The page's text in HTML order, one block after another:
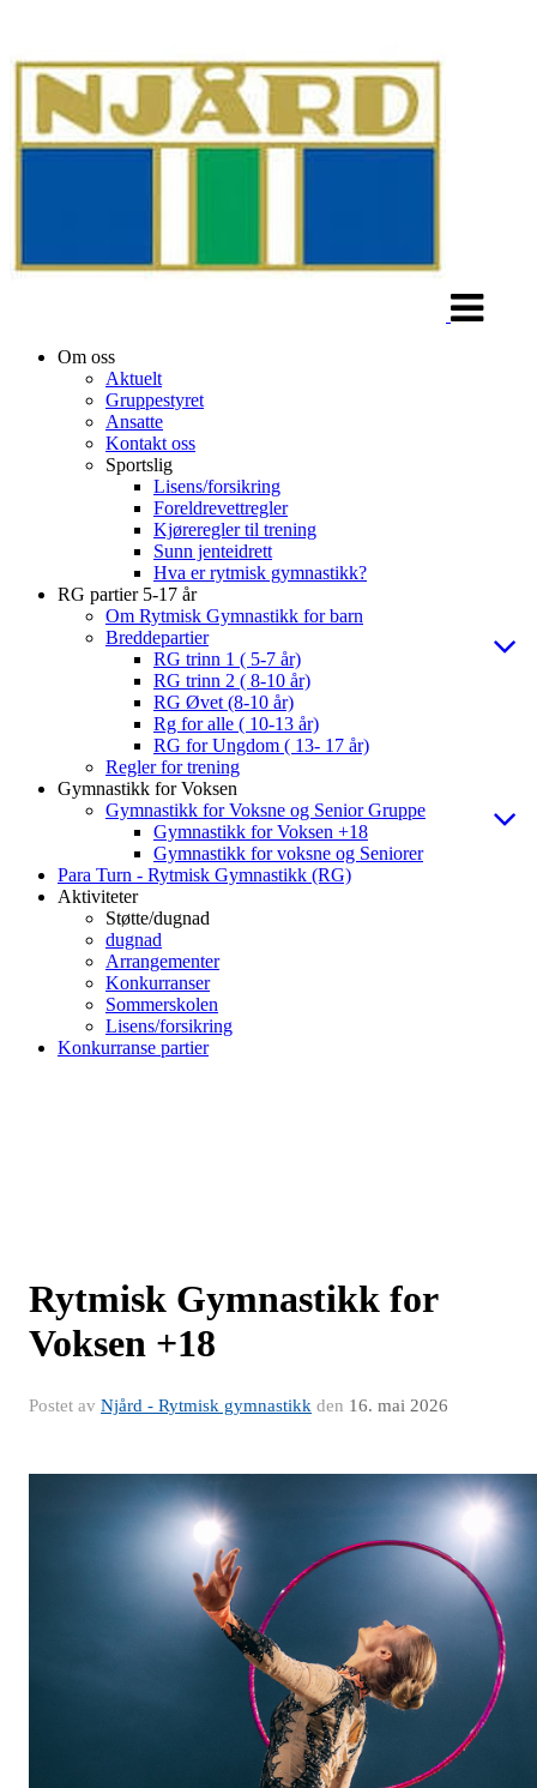
Om oss
Aktuelt
Gruppestyret
Ansatte
Kontakt oss
Sportslig
Lisens/forsikring
Foreldrevettregler
Kjøreregler til trening
Sunn jenteidrett
Hva er rytmisk gymnastikk?
RG partier 5-17 år
Om Rytmisk Gymnastikk for barn
Breddepartier
RG trinn 1 ( 5-7 år)
RG trinn 2 ( 8-10 år)
RG Øvet (8-10 år)
Rg for alle ( 10-13 år)
RG for Ungdom ( 13- 17 år)
Regler for trening
Gymnastikk for Voksen
Gymnastikk for Voksne og Senior Gruppe
Gymnastikk for Voksen +18
Gymnastikk for voksne og Seniorer
Para Turn - Rytmisk Gymnastikk (RG)
Aktiviteter
Støtte/dugnad
dugnad
Arrangementer
Konkurranser
Sommerskolen
Lisens/forsikring
Konkurranse partier
Rytmisk Gymnastikk for
Voksen +18
Postet av Njård - Rytmisk gymnastikk den 16. mai 2026